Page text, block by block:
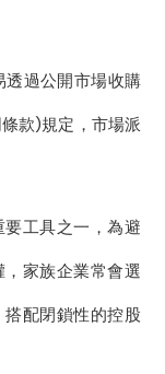
透過公開市場收購
款)規定，市場派
工具之一，為避
家族企業常會選
配閉鎖性的控股